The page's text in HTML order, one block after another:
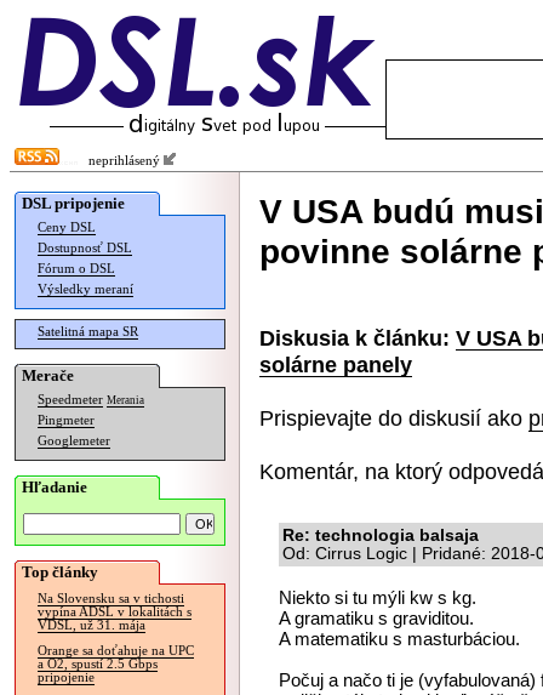
neprihlásený
DSL pripojenie
Ceny DSL
Dostupnosť DSL
Fórum o DSL
Výsledky meraní
Satelitná mapa SR
Merače
Speedmeter Merania
Pingmeter
Googlemeter
Hľadanie
Top články
Na Slovensku sa v tichosti
vypína ADSL v lokalitách s
VDSL, už 31. mája
Orange sa doťahuje na UPC
a O2, spustí 2.5 Gbps
pripojenie
V USA budú
povinne solárne
Diskusia k článku: V USA
solárne panely
Prispievajte do diskusií ako
Komentár, na ktorý
Re: technologia balsaja
Od: Cirrus Logic | Pridané: 2018-
Niekto si tu mýli kw s kg.
A gramatiku s graviditou.
A matematiku s masturbáciou.
Počuj a načo ti je